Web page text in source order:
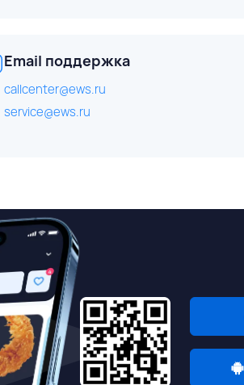
Email поддержка
callcenter@ews.ru
service@ews.ru